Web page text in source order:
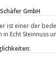
GmbH
ist einer der
in Echt Steinnuss